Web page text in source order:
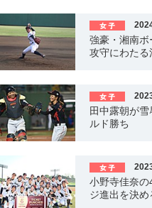
強豪・湘南
攻守にわたる
田中露朝が
ルド勝ち
小野寺佳奈
ジ進出を決め